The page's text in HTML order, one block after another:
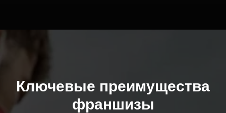
Ключевые преимущества
франшизы